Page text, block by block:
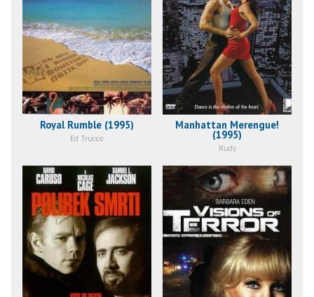
Royal Rumble (1995)
Ed Trucco
Manhattan Merengue!
(1995)
Rudy